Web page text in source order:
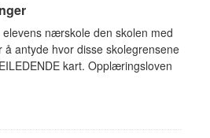
nærskole den skolen med
antyde hvor disse skolegrensene
kart. Opplæringsloven